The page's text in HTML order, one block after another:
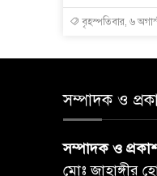
বৃহস্পতিবার, ৬
সম্পাদক ও
সম্পাদক ও
মোঃ জাহাঙ্গীর